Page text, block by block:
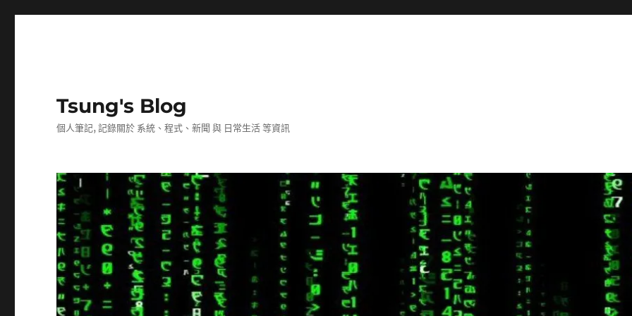
Tsung's Blog
個人筆記, 記錄關於 系統、程式、新聞 與 日常生活 等資訊